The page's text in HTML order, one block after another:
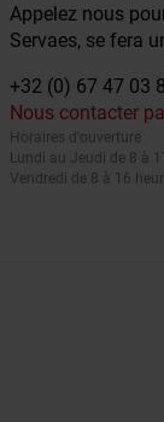
Appelez nous
Servaes, se fera
+32 (0) 67 47 03
Nous contacter
Horaires d'ouverture
Lundi au Jeudi de 8 à
Vendredi de 8 à 16